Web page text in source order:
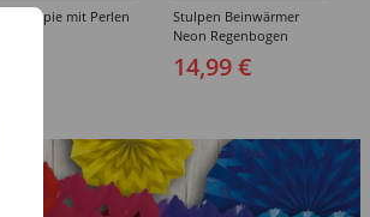
Hippie mit Perlen
Stulpen Beinwärmer
Neon Regenbogen
14,99 €